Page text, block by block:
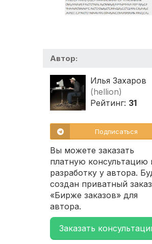
Автор:
Илья Захаров
(hellion)
Рейтинг: 31
Подписаться
Вы можете заказать
платную консультацию
разработку у автора.
создан приватный
«Бирже заказов» для
автора.
Заказать